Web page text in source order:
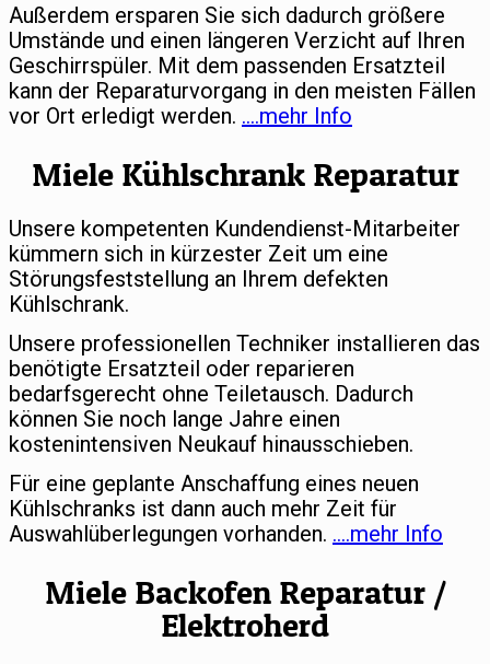
Außerdem ersparen Sie sich dadurch größere
Umstände und einen längeren Verzicht auf Ihren
Geschirrspüler. Mit dem passenden Ersatzteil
kann der Reparaturvorgang in den meisten Fällen
vor Ort erledigt werden. ….mehr Info
Miele Kühlschrank Reparatur
Unsere kompetenten Kundendienst-Mitarbeiter
kümmern sich in kürzester Zeit um eine
Störungsfeststellung an Ihrem defekten
Kühlschrank.
Unsere professionellen Techniker installieren das
benötigte Ersatzteil oder reparieren
bedarfsgerecht ohne Teiletausch. Dadurch
können Sie noch lange Jahre einen
kostenintensiven Neukauf hinausschieben.
Für eine geplante Anschaffung eines neuen
Kühlschranks ist dann auch mehr Zeit für
Auswahlüberlegungen vorhanden. ….mehr Info
Miele Backofen Reparatur /
Elektroherd